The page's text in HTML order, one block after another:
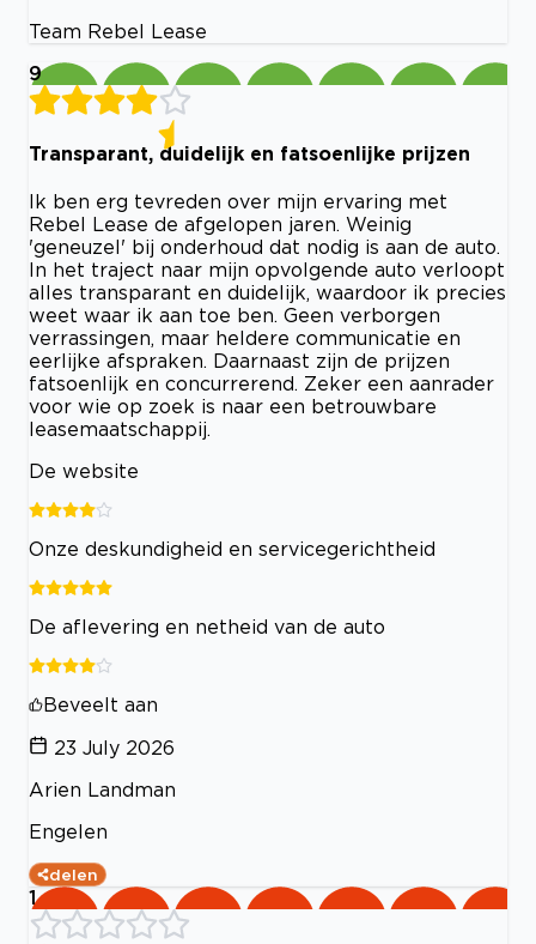
Team Rebel Lease
9
Transparant, duidelijk en fatsoenlijke prijzen
Ik ben erg tevreden over mijn ervaring met
Rebel Lease de afgelopen jaren. Weinig
'geneuzel' bij onderhoud dat nodig is aan de auto.
In het traject naar mijn opvolgende auto verloopt
alles transparant en duidelijk, waardoor ik precies
weet waar ik aan toe ben. Geen verborgen
verrassingen, maar heldere communicatie en
eerlijke afspraken. Daarnaast zijn de prijzen
fatsoenlijk en concurrerend. Zeker een aanrader
voor wie op zoek is naar een betrouwbare
leasemaatschappij.
De website
Onze deskundigheid en servicegerichtheid
De aflevering en netheid van de auto
Beveelt aan
23 July 2026
Arien Landman
Engelen
delen
1